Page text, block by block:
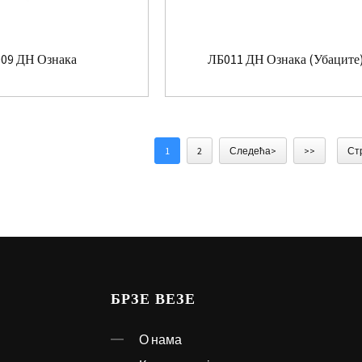
ДН Ознака ЛБ011 ДН Ознака
1 2 Следећа> >>
БРЗЕ ВЕЗЕ
О нама